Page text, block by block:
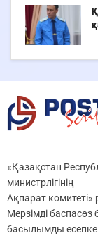
«Қазақстан
министрлігінің
Ақпарат комитеті»
Мерзімді баспасөз
басылымды